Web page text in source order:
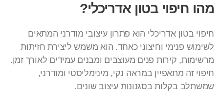
מהו חיפוי בטון אדריכלי?
חיפוי בטון אדריכלי הוא פתרון עיצובי מודרני המתאים
לשימוש פנימי וחיצוני כאחד. הוא משמש ליצירת חזיתות
מרשימות, קירות פנים מעוצבים ומבנים עמידים לאורך זמן.
חיפוי זה מתאפיין במראה נקי, מינימליסטי ומודרני,
שמשתלב בקלות בסגנונות עיצוב שונים.